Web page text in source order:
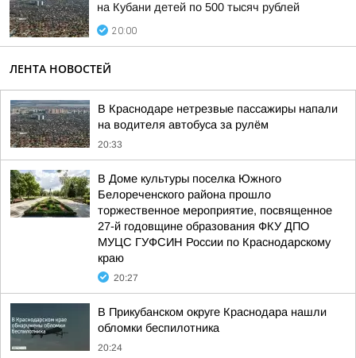
на Кубани детей по 500 тысяч рублей
20:00
ЛЕНТА НОВОСТЕЙ
В Краснодаре нетрезвые пассажиры напали
на водителя автобуса за рулём
20:33
В Доме культуры поселка Южного
Белореченского района прошло
торжественное мероприятие, посвященное
27-й годовщине образования ФКУ ДПО
МУЦС ГУФСИН России по Краснодарскому
краю
20:27
В Прикубанском округе Краснодара нашли
обломки беспилотника
20:24